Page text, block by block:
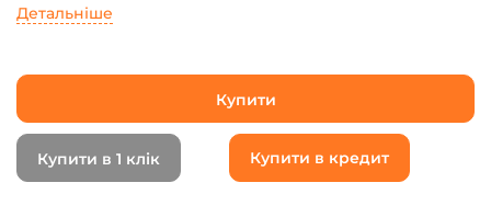
Колір - нержавіюча сталь
Детальніше
Купити
Купити в 1 клік Купити в кредит